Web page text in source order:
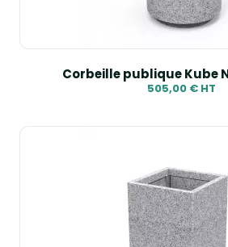
Corbeille publique Kube
505,00 € HT